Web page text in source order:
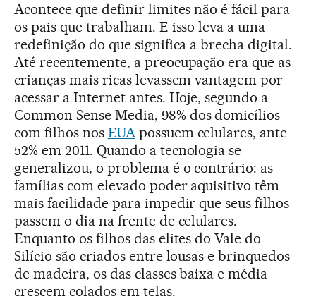
Acontece que definir limites não é fácil para
os pais que trabalham. E isso leva a uma
redefinição do que significa a brecha digital.
Até recentemente, a preocupação era que as
crianças mais ricas levassem vantagem por
acessar a Internet antes. Hoje, segundo a
Common Sense Media, 98% dos domicílios
com filhos nos EUApossuem celulares, ante
52% em 2011. Quando a tecnologia se
generalizou, o problema é o contrário: as
famílias com elevado poder aquisitivo têm
mais facilidade para impedir que seus filhos
passem o dia na frente de celulares.
Enquanto os filhos das elites do Vale do
Silício são criados entre lousas e brinquedos
de madeira, os das classes baixa e média
crescem colados em telas.